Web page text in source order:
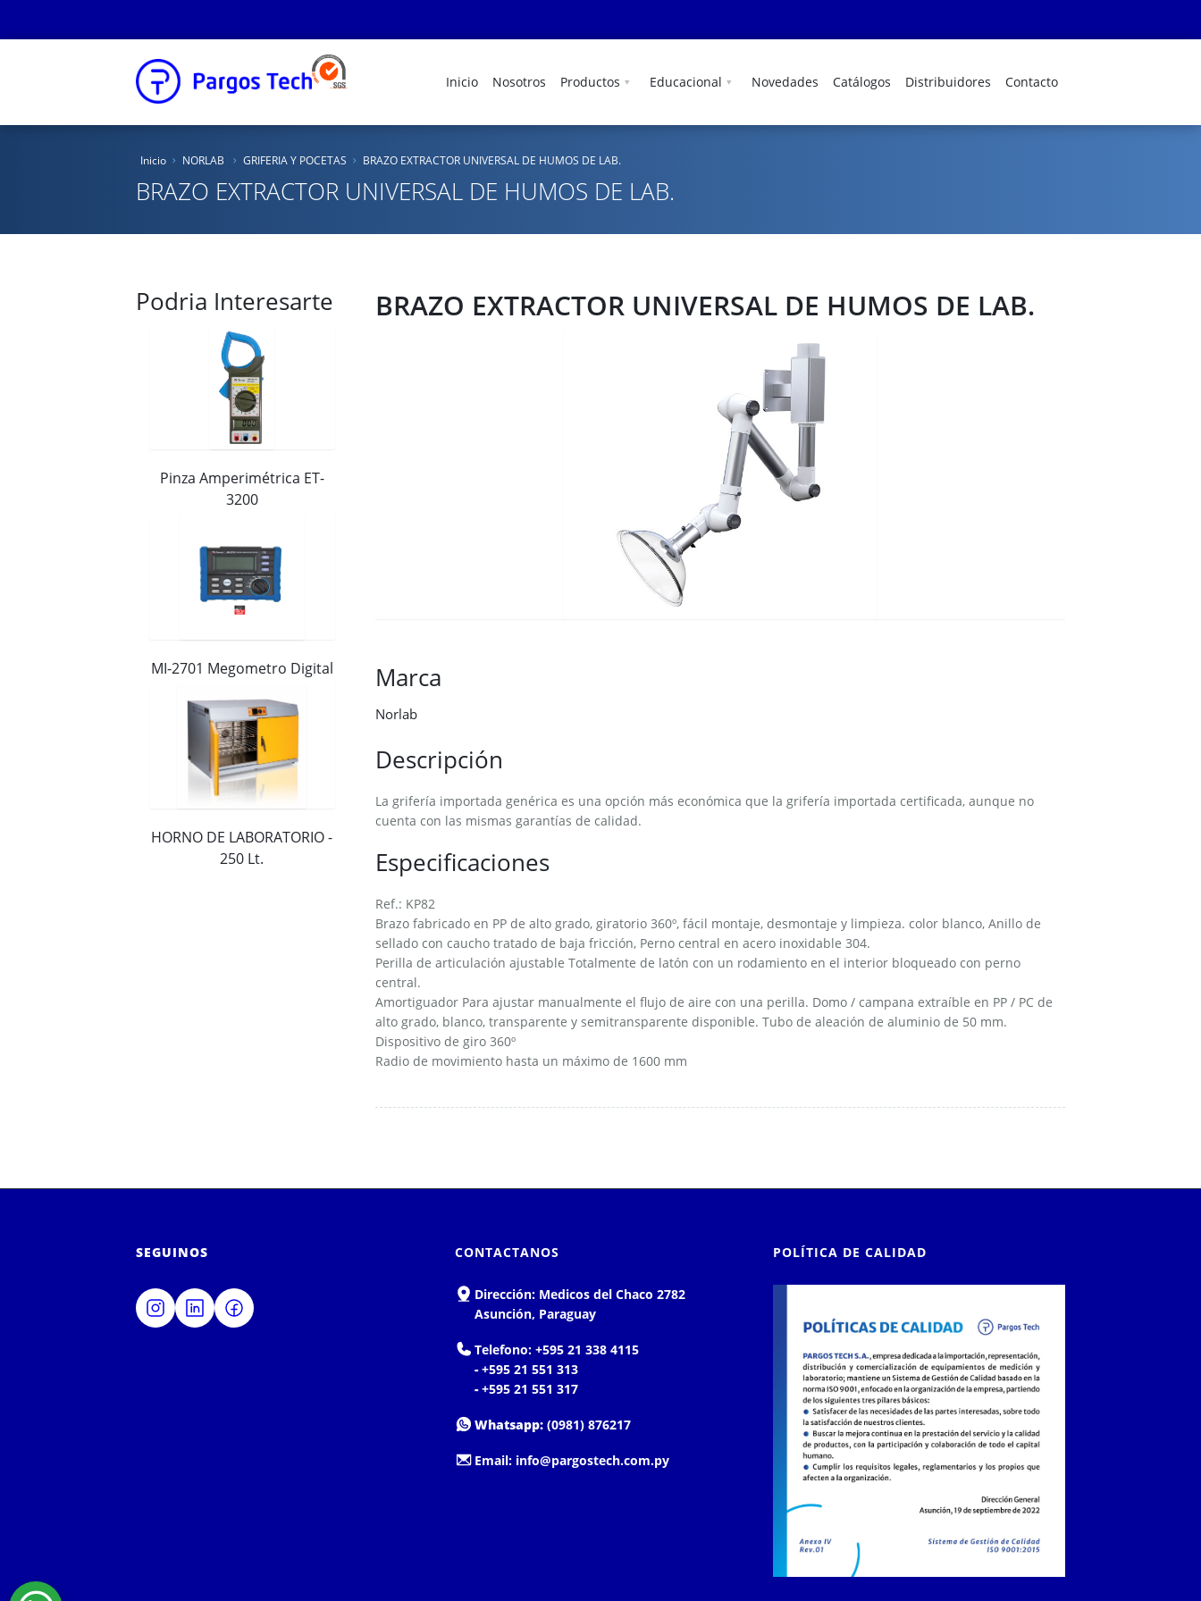
Inicio Nosotros Productos Educacional Novedades Catálogos Distribuidores Contacto
Nosotros
Novedades
Tienda Online
Distribuidores
Inicio NORLAB GRIFERIA Y POCETAS BRAZO EXTRACTOR UNIVERSAL DE HUMOS DE LAB.
BRAZO EXTRACTOR UNIVERSAL DE HUMOS DE LAB.
Podria Interesarte
Pinza Amperimétrica ET-
3200
MI-2701 Megometro Digital
HORNO DE LABORATORIO -
250 Lt.
BRAZO EXTRACTOR UNIVERSAL DE HUMOS DE LAB.
Marca
Norlab
Descripción
La grifería importada genérica es una opción más económica que la grifería importada certificada, aunque no
cuenta con las mismas garantías de calidad.
Especificaciones
Ref.: KP82
Brazo fabricado en PP de alto grado, giratorio 360º, fácil montaje, desmontaje y limpieza. color blanco, Anillo de
sellado con caucho tratado de baja fricción, Perno central en acero inoxidable 304.
Perilla de articulación ajustable Totalmente de latón con un rodamiento en el interior bloqueado con perno
central.
Amortiguador Para ajustar manualmente el flujo de aire con una perilla. Domo / campana extraíble en PP / PC de
alto grado, blanco, transparente y semitransparente disponible. Tubo de aleación de aluminio de 50 mm.
Dispositivo de giro 360º
Radio de movimiento hasta un máximo de 1600 mm
SEGUINOS CONTACTANOS
Dirección: Medicos del Chaco 2782
Asunción, Paraguay
Telefono: +595 21 338 4115
-+595 21 551 313
-+595 21 551 317
Whatsapp: (0981) 876217
Email: info@pargostech.com.py
POLÍTICA DE CALIDAD